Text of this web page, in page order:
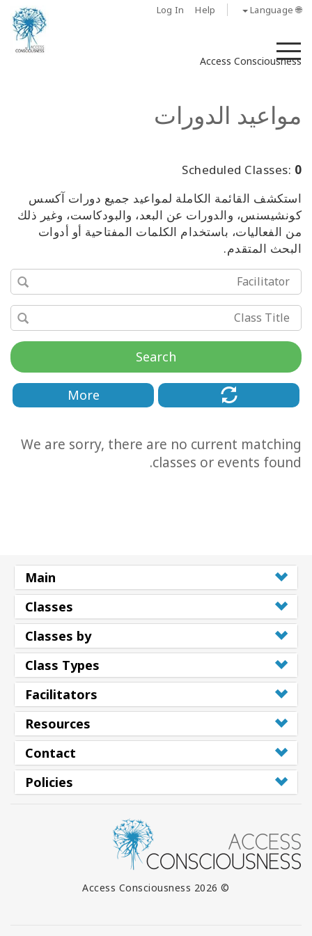
Log In Help 🌐 Language
Access Consciousness
مواعيد الدورات
Scheduled Classes: 0
استكشف القائمة الكاملة لمواعيد جميع دورات آكسس
كونشيسنس، والدورات عن البعد، والبودكاست، وغير ذلك
من الفعاليات، باستخدام الكلمات المفتاحية أو أدوات
البحث المتقدم.
Search
More
We are sorry, there are no current matching
classes or events found.
Main
Classes
Classes by
Class Types
Facilitators
Resources
Contact
Policies
© 2026 Access Consciousness